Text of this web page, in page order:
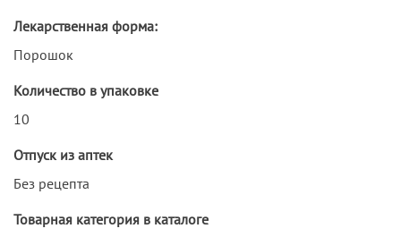
Лекарственная форма:
Порошок
Количество в упаковке
10
Отпуск из аптек
Без рецепта
Товарная категория в каталоге